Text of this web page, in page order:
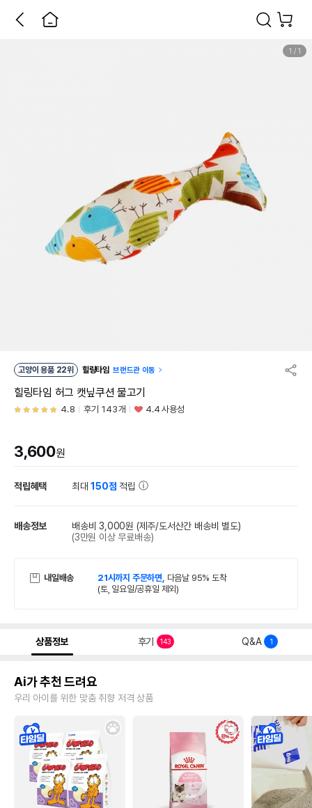
1 / 1
고양이 용품 22위 힐링타임 브랜드관 이동
힐링타임 허그 캣닢쿠션 물고기
4.8 후기 143개 4.4 사용성
3,600원
적립혜택 최대150점 적립
배송정보 배송비 3,000원 (제주/도서산간 배송비 별도)
(3만원 이상 무료배송)
내일배송 21시까지 주문하면, 다음날 95% 도착
(토, 일요일/공휴일 제외)
상품정보 후기 143 Q&A 1
Ai가 추천 드려요
우리 아이를 위한 맞춤 취향 저격 상품